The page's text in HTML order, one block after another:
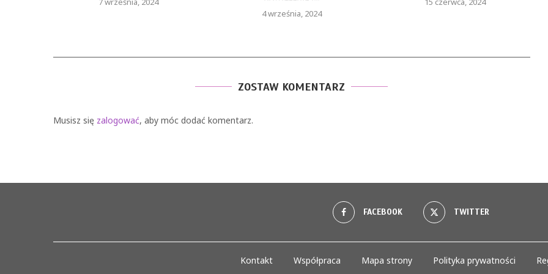
4 września, 2024
ZOSTAW KOMENTARZ
Musisz się zalogować, aby móc dodać komentarz.
FACEBOOK TWITTER
Kontakt Współpraca Mapa strony Polityka prywatności